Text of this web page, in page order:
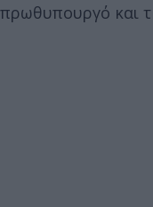
πρωθυπουργό και